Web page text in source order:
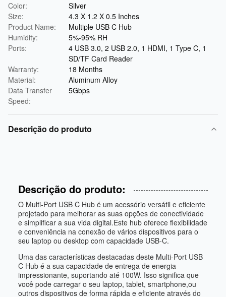
Color:
Silver
Size:
4.3 X 1.2 X 0.5 Inches
Product Name:
Multiple USB C Hub
Humidity:
5%-95% RH
Ports:
4 USB 3.0, 2 USB 2.0, 1 HDMI, 1 Type C, 1
SD/TF Card Reader
Warranty:
18 Months
Material:
Aluminum Alloy
Data Transfer
Speed:
5Gbps
Descrição do produto
Descrição do produto:
O Multi-Port USB C Hub é um acessório versátil e eficiente
projetado para melhorar as suas opções de conectividade
e simplificar a sua vida digital.Este hub oferece flexibilidade
e conveniência na conexão de vários dispositivos para o
seu laptop ou desktop com capacidade USB-C.
Uma das características destacadas deste Multi-Port USB
C Hub é a sua capacidade de entrega de energia
impressionante, suportando até 100W. Isso significa que
você pode carregar o seu laptop, tablet, smartphone,ou
outros dispositivos de forma rápida e eficiente através do